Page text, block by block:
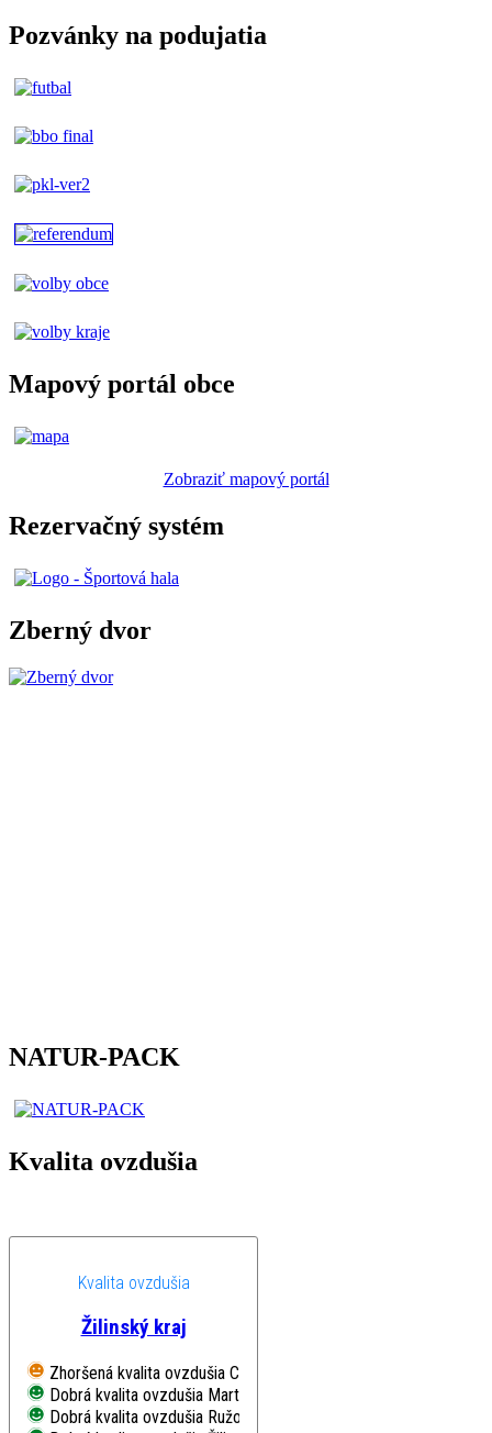
Pozvánky na podujatia
Mapový portál obce
Zobraziť mapový portál
Rezervačný systém
Zberný dvor
NATUR-PACK
Kvalita ovzdušia
Kvalita ovzdušia
Žilinský kraj
Zhoršená kvalita ovzdušia Chopok, EMEP
Dobrá kvalita ovzdušia Martin, Jesenského
Dobrá kvalita ovzdušia Ružomberok, Riadok